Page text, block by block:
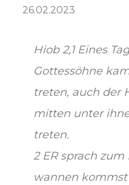
26.02.2023
Hiob 2,1 Eines
Gottessöhne
treten, auch der
mitten unter
treten.
2 ER sprach zum
wannen kommst